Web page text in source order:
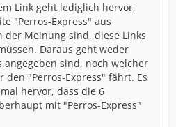
Link geht lediglich hervor,
"Perros-Express" aus
Meinung sind, diese Links
Daraus geht weder
angegeben sind, noch welcher
den "Perros-Express" fährt. Es
hervor, dass die 6
mit "Perros-Express"